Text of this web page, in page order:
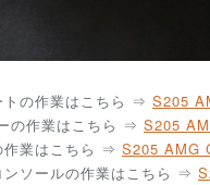
トの作業はこちら ⇒ S205
の作業はこちら ⇒ S205
作業はこちら ⇒ S205 AMG
ンソールの作業はこちら ⇒